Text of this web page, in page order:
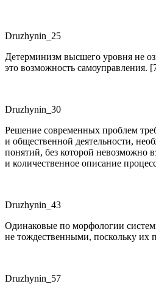
Druzhynin_25
Детерминизм высшего уровня не
это возможность самоуправления.
Druzhynin_30
Решение современных проблем
и общественной деятельности,
понятий, без которой невозможно
и количественное описание
Druzhynin_43
Одинаковые по морфологии
не тождественными, поскольку их
Druzhynin_57